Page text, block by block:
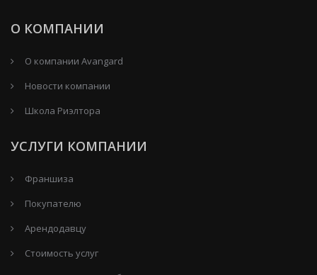
О КОМПАНИИ
О компании Avangard
Новости компании
Школа Риэлтора
УСЛУГИ КОМПАНИИ
Франшиза
Покупателю
Арендодавцу
Стоимость услуг